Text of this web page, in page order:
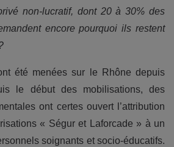
non-lucratif, dont 20 à 30% des
encore pourquoi ils restent
été menées sur le Rhône depuis
le début des mobilisations, des
ont certes ouvert l’attribution
« Ségur et Laforcade » à un
soignants et socio-éducatifs.